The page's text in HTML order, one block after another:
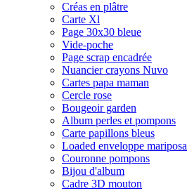
Créas en plâtre
Carte Xl
Page 30x30 bleue
Vide-poche
Page scrap encadrée
Nuancier crayons Nuvo
Cartes papa maman
Cercle rose
Bougeoir garden
Album perles et pompons
Carte papillons bleus
Loaded enveloppe mariposa
Couronne pompons
Bijou d'album
Cadre 3D mouton